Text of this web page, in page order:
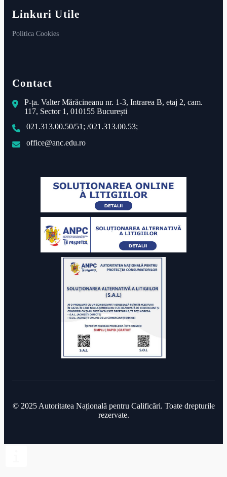
Linkuri Utile
Politica Cookies
Contact
P-ța. Valter Mărăcineanu nr. 1-3, Intrarea B, etaj 2, cam.
117, Sector 1, 010155 București
021.313.00.50/51; /021.313.00.53;
office@anc.edu.ro
© 2025 Autoritatea Națională pentru Calificări. Toate drepturile
rezervate.